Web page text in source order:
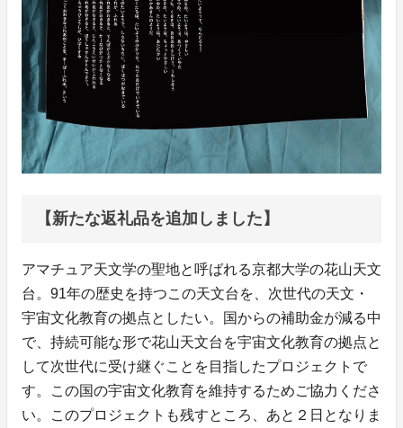
【新たな返礼品を追加しました】
アマチュア天文学の聖地と呼ばれる京都大学の花山天文
台。91年の歴史を持つこの天文台を、次世代の天文・
宇宙文化教育の拠点としたい。国からの補助金が減る中
で、持続可能な形で花山天文台を宇宙文化教育の拠点と
して次世代に受け継ぐことを目指したプロジェクトで
す。この国の宇宙文化教育を維持するためご協力くださ
い。このプロジェクトも残すところ、あと２日となりま